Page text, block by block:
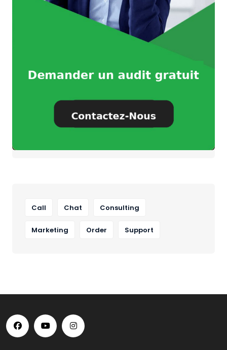
Call Chat Consulting
Marketing Order Support